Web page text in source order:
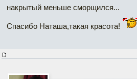
накрытый меньше сморщился...
Спасибо Наташа,такая красота!